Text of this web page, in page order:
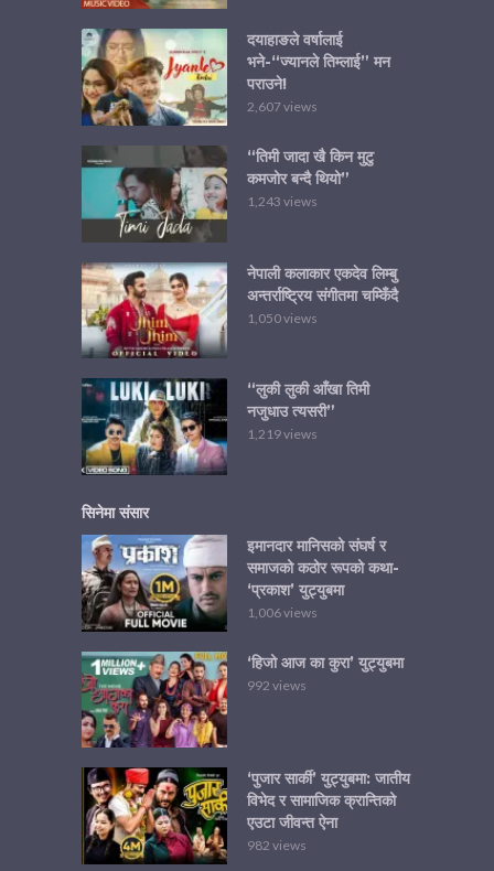
दयाहाङले वर्षालाई
भने-“ज्यानले तिम्लाई” मन
पराउने!
2,607 views
“तिमी जादा खै किन मुटु
कमजोर बन्दै थियो”
1,243 views
नेपाली कलाकार एकदेव लिम्बु
अन्तर्राष्ट्रिय संगीतमा चम्किँदै
1,050 views
“लुकी लुकी आँखा तिमी
नजुधाउ त्यसरी”
1,219 views
सिनेमा संसार
इमानदार मानिसको संघर्ष र
समाजको कठोर रूपको कथा-
‘प्रकाश’ युट्युबमा
1,006 views
‘हिजो आज का कुरा’ युट्युबमा
992 views
‘पुजार सार्की’ युट्युबमा: जातीय
विभेद र सामाजिक क्रान्तिको
एउटा जीवन्त ऐना
982 views